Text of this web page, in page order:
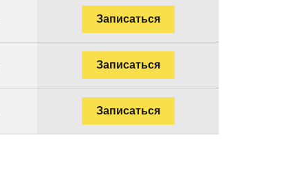
Записаться
Записаться
Записаться